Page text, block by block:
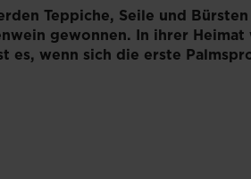
Teppiche, Seile und
gewonnen. In ihrer Heimat
wenn sich die erste